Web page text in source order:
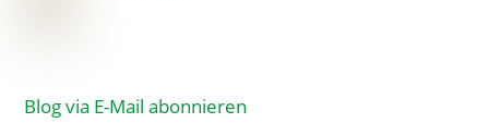
Blog via E-Mail abonnieren